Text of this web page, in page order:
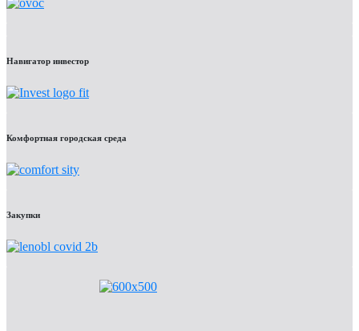
Навигатор инвестор
Комфортная городская среда
Закупки